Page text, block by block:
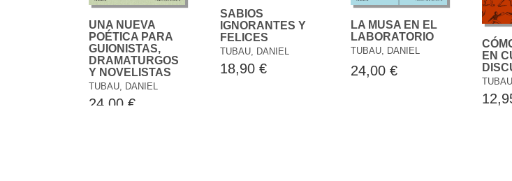
UNA NUEVA
POÉTICA PARA
GUIONISTAS,
DRAMATURGOS
Y NOVELISTAS
TUBAU, DANIEL
24,00 €
SABIOS
IGNORANTES Y
FELICES
TUBAU, DANIEL
18,90 €
LA MUSA EN EL
LABORATORIO
TUBAU, DANIEL
24,00 €
EN